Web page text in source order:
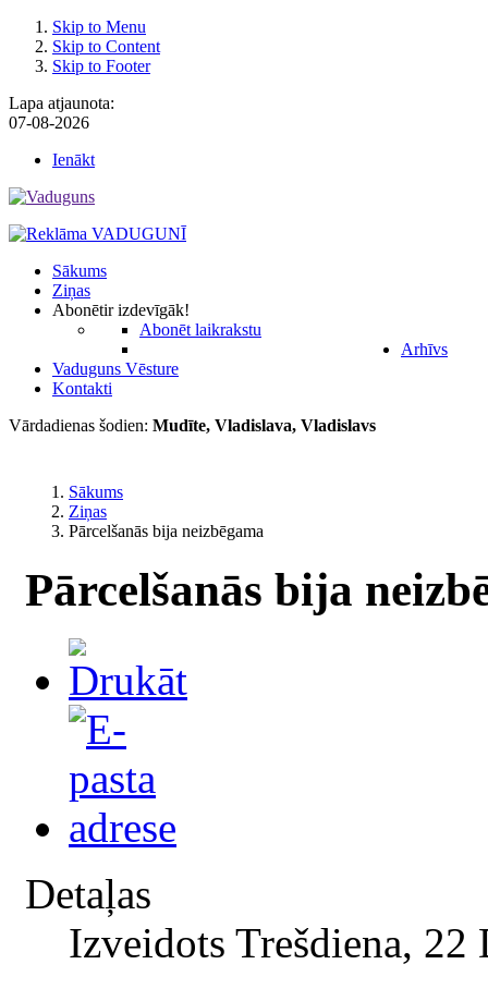
Skip to Menu
Skip to Content
Skip to Footer
Lapa atjaunota:
07-08-2026
Ienākt
Sākums
Ziņas
Abonētir izdevīgāk!
Abonēt laikrakstu
Arhīvs
Vaduguns Vēsture
Kontakti
Vārdadienas šodien: Mudīte, Vladislava, Vladislavs
Sākums
Ziņas
Pārcelšanās bija neizbēgama
Pārcelšanās bija
Detaļas
Izveidots Trešdiena, 22